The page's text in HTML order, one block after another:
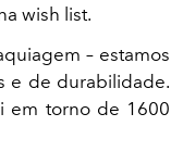
wish list.
– estamos
e de durabilidade.
em torno de 1600